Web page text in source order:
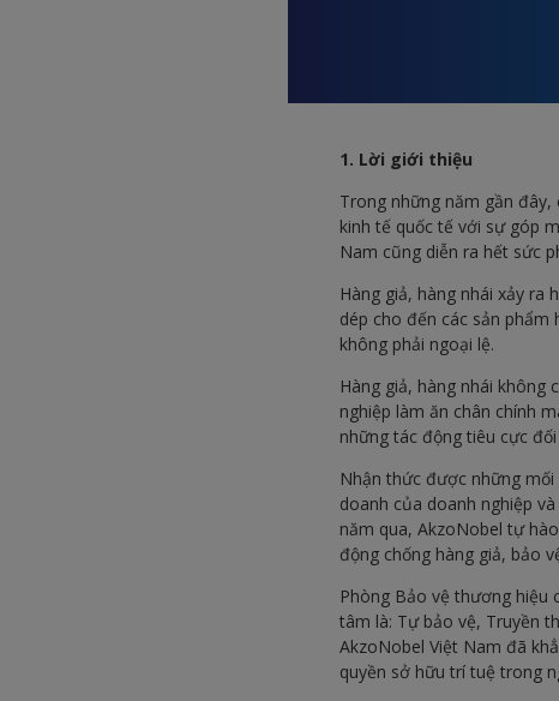
1. Lời giới thiệu
Trong những năm gần
kinh tế quốc tế với sự góp
Nam cũng diễn ra hết sức
Hàng giả, hàng nhái xảy
dép cho đến các sản
không phải ngoại lệ.
Hàng giả, hàng nhái không
nghiệp làm ăn chân chính
những tác động tiêu cực
Nhận thức được những
doanh của doanh nghiệp
năm qua, AkzoNobel tự
động chống hàng giả, bảo
Phòng Bảo vệ thương
tâm là: Tự bảo vệ, Truyền
AkzoNobel Việt Nam đã
quyền sở hữu trí tuệ trong